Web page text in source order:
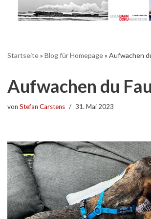
Startseite» Blog für Homepage» Aufwachen
Aufwachen du
von Stefan Carstens 31. Mai 2023